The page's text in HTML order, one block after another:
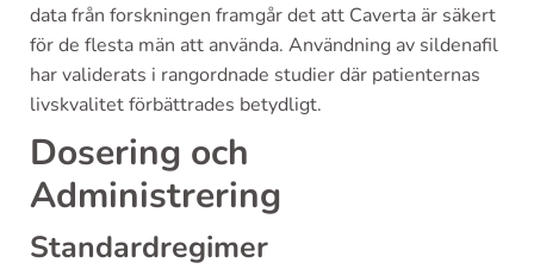
data från forskningen framgår det att Caverta är säkert
för de flesta män att använda. Användning av sildenafil
har validerats i rangordnade studier där patienternas
livskvalitet förbättrades betydligt.
Dosering och
Administrering
Standardregimer